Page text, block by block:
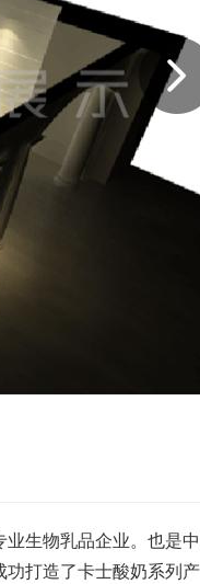
生物乳品企业。也是
功打造了卡士酸奶系列产